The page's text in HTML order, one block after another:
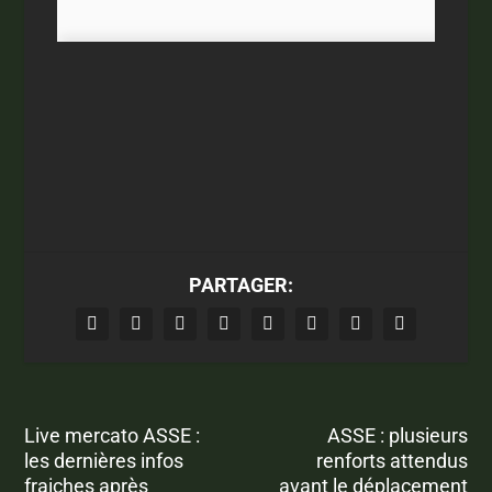
PARTAGER:
Live mercato ASSE :
les dernières infos
fraiches après
ASSE : plusieurs
renforts attendus
avant le déplacement